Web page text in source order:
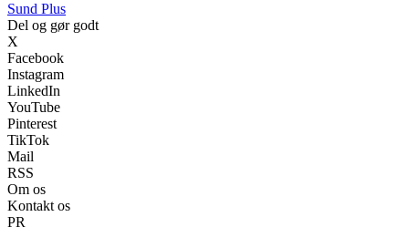
Sund Plus
Del og gør godt
X
Facebook
Instagram
LinkedIn
YouTube
Pinterest
TikTok
Mail
RSS
Om os
Kontakt os
PR